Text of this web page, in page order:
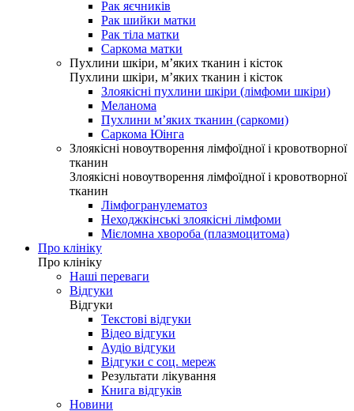
Рак яєчників
Рак шийки матки
Рак тіла матки
Саркома матки
Пухлини шкіри, м’яких тканин і кісток
Пухлини шкіри, м’яких тканин і кісток
Злоякісні пухлини шкіри (лімфоми шкіри)
Меланома
Пухлини м’яких тканин (саркоми)
Саркома Юінга
Злоякісні новоутворення лімфоїдної і кровотворної
тканин
Злоякісні новоутворення лімфоїдної і кровотворної
тканин
Лімфогранулематоз
Неходжкінські злоякісні лімфоми
Мієломна хвороба (плазмоцитома)
Про клініку
Про клініку
Наші переваги
Відгуки
Відгуки
Текстові відгуки
Відео відгуки
Аудіо відгуки
Відгуки с соц. мереж
Результати лікування
Книга відгуків
Новини